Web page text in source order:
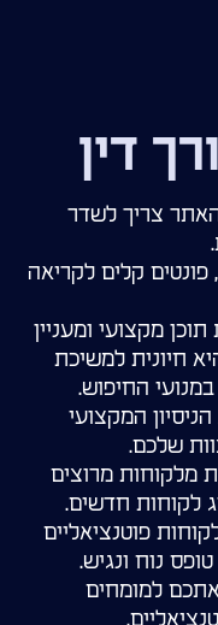
דין
צריך לשדר
קלים לקריאה
מקצועי ומעניין
חיונית למשיכת
החיפוש.
המקצועי
שלכם.
מלקוחות מרוצים
לקוחות חדשים.
פוטנציאליים
נוח ונגיש.
אתכם למומחים